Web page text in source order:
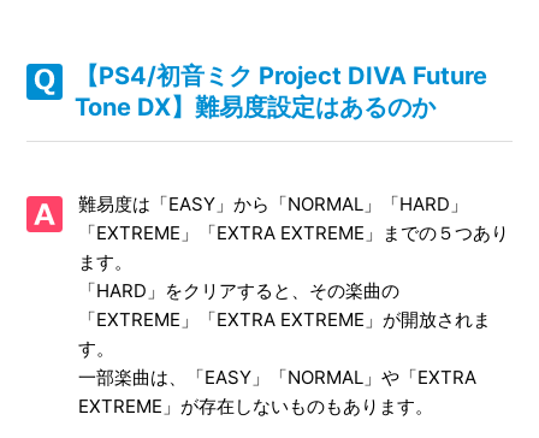
アルのURLを教えてほしい
【PS4/初音ミク Project DIVA Future Tone DX】プレイ動画
【PS4/初音ミク Project DIVA Future Tone DX】ゲームが難
しい、コツなどはあるのか
【PS4/初音ミク Project DIVA Future Tone DX】ゲーム画面
の表示範囲がモニターやTVから、はみ出てしまう（または
黒い枠が表示されてしまう）
【PS4/初音ミク Project DIVA Future Tone DX】「サバイバ
【PS4/初音ミク Project DIVA Future
Tone DX】難易度設定はあるのか
難易度は「EASY」から「NORMAL」「HARD」
「EXTREME」「EXTRA EXTREME」までの５つあり
ます。
「HARD」をクリアすると、その楽曲の
「EXTREME」「EXTRA EXTREME」が開放されま
す。
一部楽曲は、「EASY」「NORMAL」や「EXTRA
EXTREME」が存在しないものもあります。